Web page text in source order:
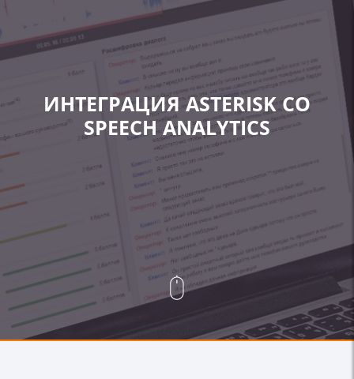
ИНТЕГРАЦИЯ ASTERISK СО
SPEECH ANALYTICS